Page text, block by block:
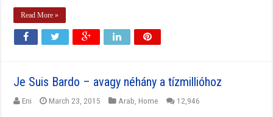
Read More »
Je Suis Bardo – avagy néhány a tízmillióhoz
Eni March 23, 2015 Arab Home 12,946